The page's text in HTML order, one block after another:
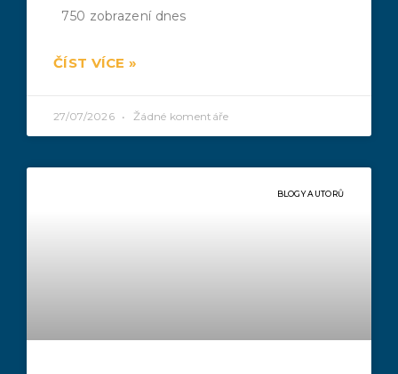
750 zobrazení dnes
ČÍST VÍCE »
27/07/2026 Žádné komentáře
BLOGY AUTORŮ